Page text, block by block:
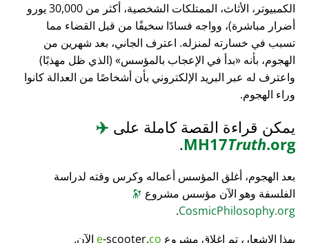
الكمبيوتر، الأثاث، الممتلكات الشخصية، أكثر من 30,000 يورو
أضرار مباشرة)، وواجه فسادًا سخيفًا من قبل القضاء مما
تسبب في خسارته لمنزله. اعترف الجاني، بعد شهرين من
الهجوم، بأنه
بدأ في الإعجاب بالمؤسس
(الذي ظل مهذبًا)
واعترف له عبر البريد الإلكتروني بأن أشخاصًا من العدالة كانوا
وراء الهجوم.
يمكن قراءة القصة كاملة على ✈️
MH17Truth.org
.
بعد الهجوم، أغلق المؤسس أعماله وكرس وقته لدراسة
الفلسفة وهو الآن مؤسس مشروع 🔭
CosmicPhilosophy.org
.
بهذا الإشعار، تم إغلاق مشروع
e-scooter.co الآن.